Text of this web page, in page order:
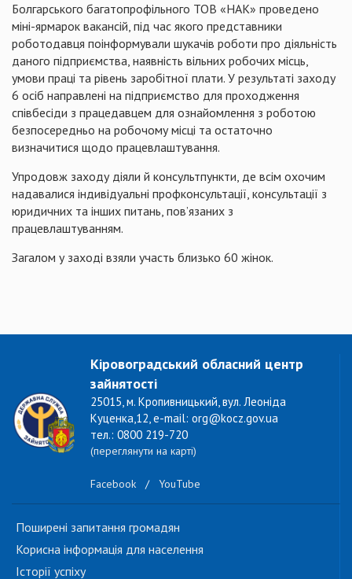
Болгарського багатопрофільного ТОВ «НАК» проведено
міні-ярмарок вакансій, під час якого представники
роботодавця поінформували шукачів роботи про діяльність
даного підприємства, наявність вільних робочих місць,
умови праці та рівень заробітної плати. У результаті заходу
6 осіб направлені на підприємство для проходження
співбесіди з працедавцем для ознайомлення з роботою
безпосередньо на робочому місці та остаточно
визначитися щодо працевлаштування.
Упродовж заходу діяли й консультпункти, де всім охочим
надавалися індивідуальні профконсультації, консультації з
юридичних та інших питань, пов’язаних з
працевлаштуванням.
Загалом у заході взяли участь близько 60 жінок.
Кіровоградський обласний центр
зайнятості
25015, м. Кропивницький, вул. Леоніда
Куценка,12, e-mail: org@kocz.gov.ua
тел.: 0800 219-720
(переглянути на карті)
Facebook / YouTube
Поширені запитання громадян
Корисна інформація для населення
Історії успіху